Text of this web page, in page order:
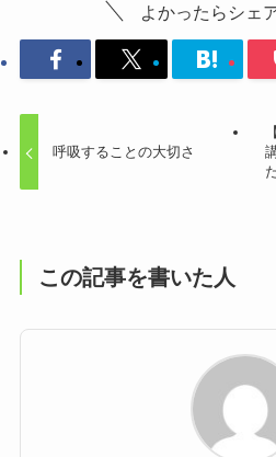
よかったらシェ
呼吸することの大切さ
この記事を書いた人